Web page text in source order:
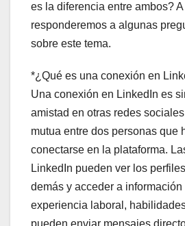
es la diferencia entre ambos?
responderemos a algunas
sobre este tema.
*¿Qué es una conexión en
Una conexión en LinkedIn es
amistad en otras redes
mutua entre dos personas que
conectarse en la plataforma.
LinkedIn pueden ver los
demás y acceder a
experiencia laboral,
pueden enviar mensajes